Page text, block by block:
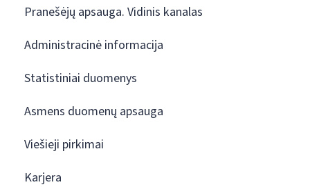
Pranešėjų apsauga. Vidinis kanalas
Administracinė informacija
Statistiniai duomenys
Asmens duomenų apsauga
Viešieji pirkimai
Karjera